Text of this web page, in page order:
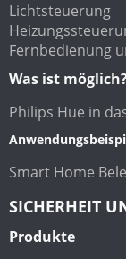
Lichtsteuerung
Fernbedienung
Was ist
Philips Hue in
Smart Home
SICHERHEIT
Produkte